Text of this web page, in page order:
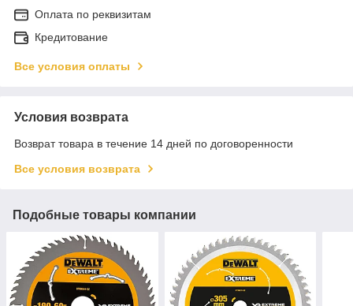
Оплата по реквизитам
Кредитование
Все условия оплаты
Условия возврата
Возврат товара в течение 14 дней по договоренности
Все условия возврата
Подобные товары компании